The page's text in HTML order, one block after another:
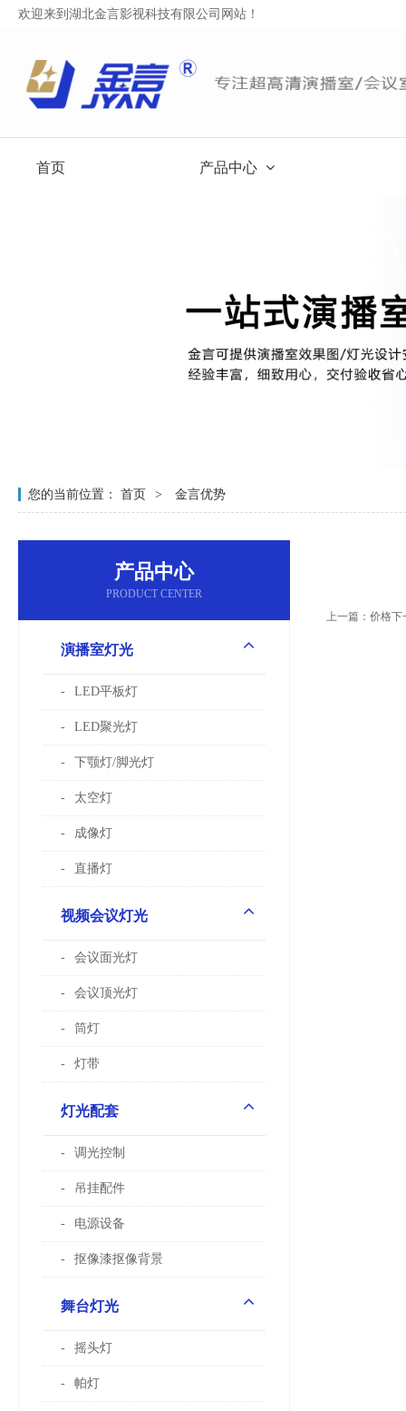
欢迎来到湖北金言影视科技有限公司网站！
首页 产品中心
您的当前位置： 首页 金言优势
产品中心
PRODUCT CENTER
演播室灯光
LED平板灯
LED聚光灯
下颚灯/脚光灯
太空灯
成像灯
直播灯
视频会议灯光
会议面光灯
会议顶光灯
筒灯
灯带
灯光配套
调光控制
吊挂配件
电源设备
抠像漆抠像背景
舞台灯光
摇头灯
帕灯
上一篇：价格下